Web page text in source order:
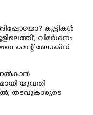
കുട്ടികൾ
വിമർശനം
കമന്റ് ബോക്‌സ്
യുവതി
തടവുകാരുടെ